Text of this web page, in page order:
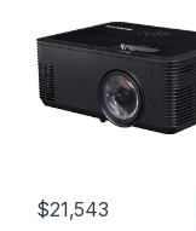
SHORTTHROW 3D
VGA
$21,543